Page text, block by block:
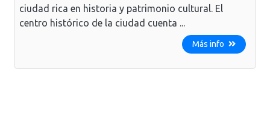
ciudad rica en historia y patrimonio cultural. El
centro histórico de la ciudad cuenta ...
Más info